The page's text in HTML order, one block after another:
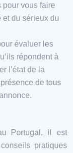
pour vous faire
du sérieux du
évaluer les
répondent à
l’état de la
de tous
Portugal, il est
pratiques